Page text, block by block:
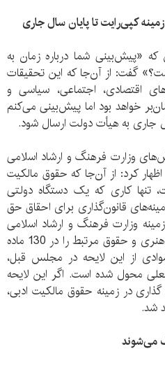
کپی‌رایت تا پایان سال جاری
«پیش‌بینی شما درباره زمان به
گفت: از آن‌جا که این تحقیقات
اقتصادی، اجتماعی، سیاسی و
خواهد بود اما پیش‌بینی می‌کنم
به هیأت دولت ارسال شود.
وزارت فرهنگ و ارشاد اسلامی
کرد: از آن‌جا که حقوق مالکیت
کاری که یک دستگاه دولتی
قانون‌گذاری برای احقاق حق
وزارت فرهنگ و ارشاد اسلامی
لایحه جامع حقوق مالکیت ادبی، هنری و حقوق مرتبط را در 130 ماده
از این لایحه در مجلس قبل،
محول شده است. اگر این لایحه
در زمینه حقوق مالکیت ادبی،
شد.
می‌شوند